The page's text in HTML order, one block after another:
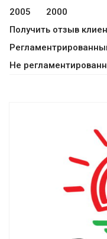
2005
2000
Получить отзыв
Не